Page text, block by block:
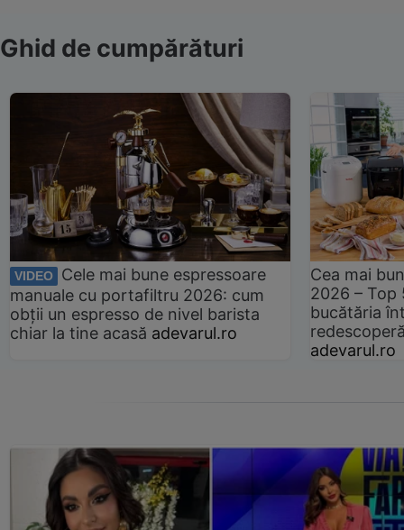
Ghid de cumpărături
VIDEO
Cele mai bune espressoare
manuale cu portafiltru 2026: cum
obții un espresso de nivel barista
chiar la tine acasă adevarul.ro
Cea mai
2026 –
bucătăria
adevarul.ro